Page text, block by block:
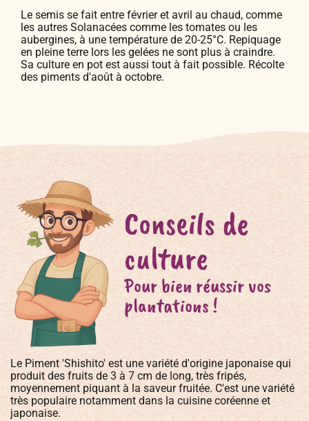
Le semis se fait entre février et avril au chaud, comme
les autres Solanacées comme les tomates ou les
aubergines, à une température de 20-25°C. Repiquage
en pleine terre lors les gelées ne sont plus à craindre.
Sa culture en pot est aussi tout à fait possible. Récolte
des piments d'août à octobre.
Conseils de
culture
Pour bien réussir vos
plantations !
Le Piment 'Shishito' est une variété d'origine japonaise qui
produit des fruits de 3 à 7 cm de long, très fripés,
moyennement piquant à la saveur fruitée. C'est une variété
très populaire notamment dans la cuisine coréenne et
japonaise.